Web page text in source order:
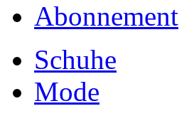
Abonnement
Schuhe
Mode